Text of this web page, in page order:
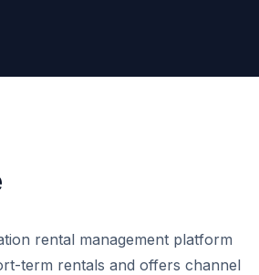
rental management platform
term rentals and offers channel